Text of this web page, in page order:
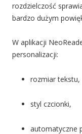
rozdzielczość
bardzo dużym
W aplikacji
personalizacji:
rozmiar tekstu,
styl czcionki,
automatyczne